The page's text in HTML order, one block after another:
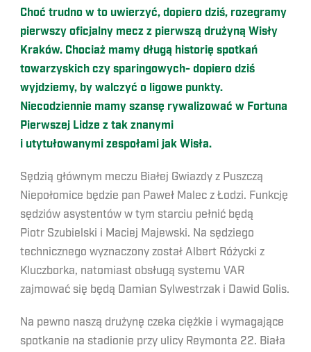
Choć trudno w to uwierzyć, dopiero dziś, rozegramy
pierwszy oficjalny mecz z pierwszą drużyną Wisły
Kraków. Chociaż mamy długą historię spotkań
towarzyskich czy sparingowych- dopiero dziś
wyjdziemy, by walczyć o ligowe punkty.
Niecodziennie mamy szansę rywalizować w Fortuna
Pierwszej Lidze z tak znanymi
i utytułowanymizespołami jak Wisła.
Sędzią głównym meczu Białej Gwiazdy z Puszczą
Niepołomice będzie pan Paweł Malec z Łodzi. Funkcję
sędziów asystentów w tym starciu pełnić będą
Piotr Szubielski i Maciej Majewski. Na sędziego
technicznego wyznaczony został Albert Różycki z
Kluczborka, natomiast obsługą systemu VAR
zajmować się będą Damian Sylwestrzak i Dawid Golis.
Na pewno naszą drużynę czeka ciężkie i wymagające
spotkanie na stadionie przy ulicy Reymonta 22. Biała